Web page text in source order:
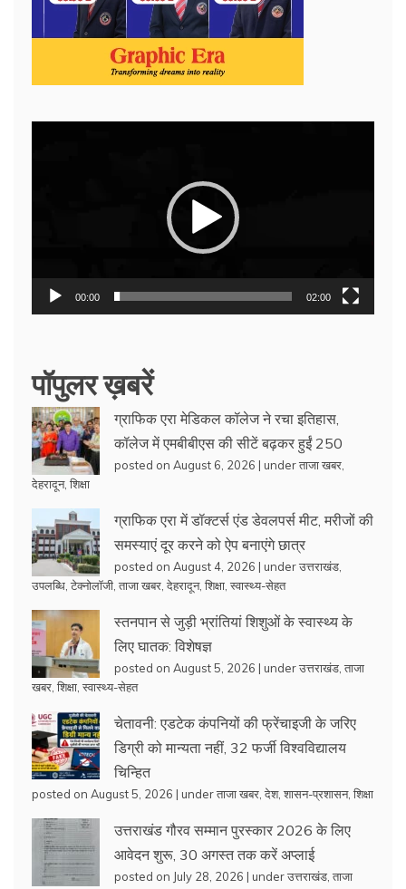
00:00 02:00
पॉपुलर ख़बरें
ग्राफिक एरा मेडिकल कॉलेज ने रचा इतिहास,
कॉलेज में एमबीबीएस की सीटें बढ़कर हुईं 250
posted on August 6, 2026 | underताजा खबर
देहरादून, शिक्षा
ग्राफिक एरा में डॉक्टर्स एंड डेवलपर्स मीट, मरीजों की
समस्याएं दूर करने को ऐप बनाएंगे छात्र
posted on August 4, 2026 | underउत्तराखंड
उपलब्धि टेक्नोलॉजी ताजा खबर देहरादून, शिक्षा स्वास्थ्य-सेहत
स्तनपान से जुड़ी भ्रांतियां शिशुओं के स्वास्थ्य के
लिए घातक: विशेषज्ञ
posted on August 5, 2026 | underउत्तराखंड ताजा
खबर शिक्षा स्वास्थ्य-सेहत
चेतावनी: एडटेक कंपनियों की फ्रेंचाइजी के जरिए
डिग्री को मान्यता नहीं, 32 फर्जी विश्वविद्यालय
चिन्हित
posted on August 5, 2026 | underताजा खबर देश, शासन-प्रशासन, शिक्षा
उत्तराखंड गौरव सम्मान पुरस्कार 2026 के लिए
आवेदन शुरू, 30 अगस्त तक करें अप्लाई
posted on July 28, 2026 | underउत्तराखंड ताजा